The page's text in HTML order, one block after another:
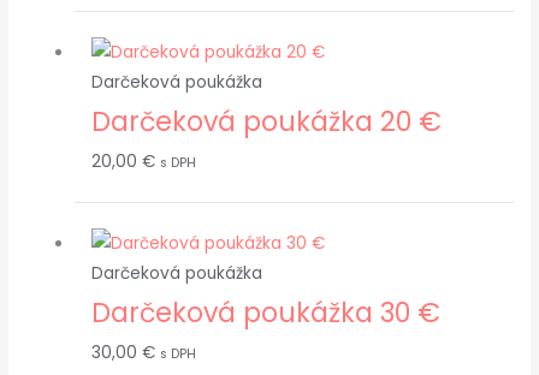
Darčeková poukážka
Darčeková poukážka 20 €
20,00 € s DPH
Darčeková poukážka
Darčeková poukážka 30 €
30,00 € s DPH